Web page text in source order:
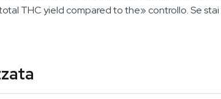
THC yield compared to the» controllo. Se